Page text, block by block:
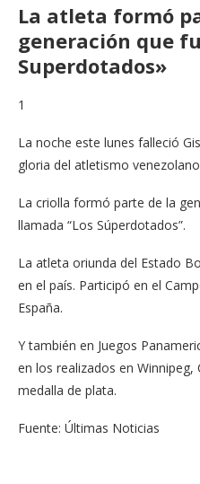
La atleta formó
generación que
Superdotados»
1
La noche este lunes falleció
gloria del atletismo
La criolla formó parte de la
llamada “Los Súperdotados”.
La atleta oriunda del Estado
en el país. Participó en el
España.
Y también en Juegos
en los realizados en
medalla de plata.
Fuente: Últimas Noticias